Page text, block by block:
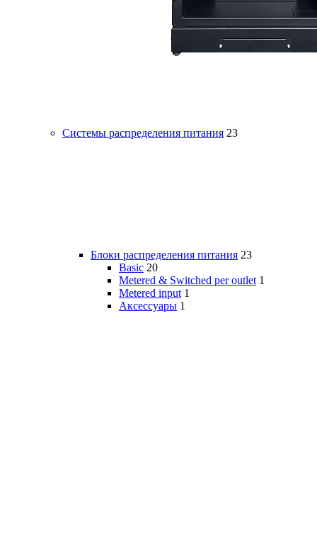
Системы распределения питания 23
Блоки распределения питания 23
Basic 20
Metered & Switched per outlet 1
Metered input 1
Аксессуары 1